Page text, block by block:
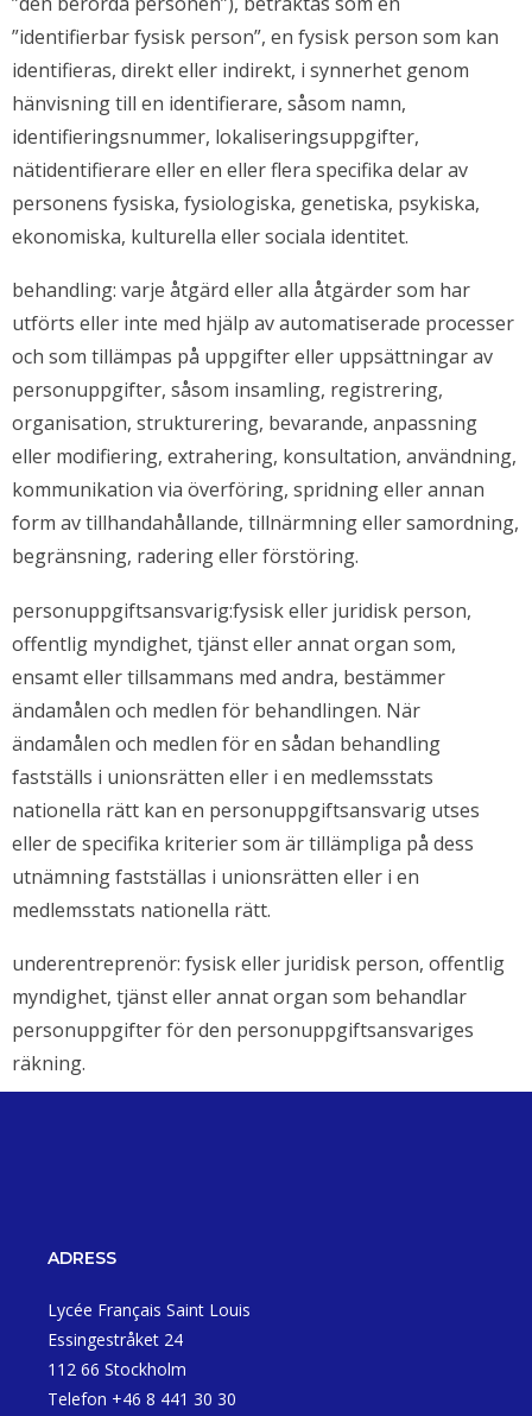
”identifierbar fysisk person”, en fysisk person som kan
identifieras, direkt eller indirekt, i synnerhet genom
hänvisning till en identifierare, såsom namn,
identifieringsnummer, lokaliseringsuppgifter,
nätidentifierare eller en eller flera specifika delar av
personens fysiska, fysiologiska, genetiska, psykiska,
ekonomiska, kulturella eller sociala identitet.
behandling: varje åtgärd eller alla åtgärder som har
utförts eller inte med hjälp av automatiserade processer
och som tillämpas på uppgifter eller uppsättningar av
personuppgifter, såsom insamling, registrering,
organisation, strukturering, bevarande, anpassning
eller modifiering, extrahering, konsultation, användning,
kommunikation via överföring, spridning eller annan
form av tillhandahållande, tillnärmning eller samordning,
begränsning, radering eller förstöring.
personuppgiftsansvarig:fysisk eller juridisk person,
offentlig myndighet, tjänst eller annat organ som,
ensamt eller tillsammans med andra, bestämmer
ändamålen och medlen för behandlingen. När
ändamålen och medlen för en sådan behandling
fastställs i unionsrätten eller i en medlemsstats
nationella rätt kan en personuppgiftsansvarig utses
eller de specifika kriterier som är tillämpliga på dess
utnämning fastställas i unionsrätten eller i en
medlemsstats nationella rätt.
underentreprenör: fysisk eller juridisk person, offentlig
myndighet, tjänst eller annat organ som behandlar
personuppgifter för den personuppgiftsansvariges
räkning.
ADRESS
Lycée Français Saint Louis
Essingestråket 24
112 66 Stockholm
Telefon +46 8 441 30 30